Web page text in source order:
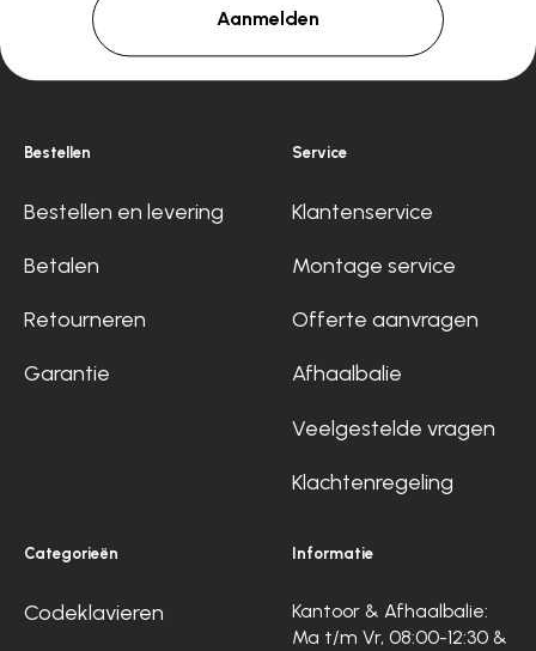
Aanmelden
Bestellen
Bestellen en levering
Betalen
Retourneren
Garantie
Service
Klantenservice
Montage service
Offerte aanvragen
Afhaalbalie
Veelgestelde vragen
Klachtenregeling
Categorieën
Codeklavieren
Informatie
Kantoor & Afhaalbalie:
Ma t/m Vr, 08:00-12:30 &